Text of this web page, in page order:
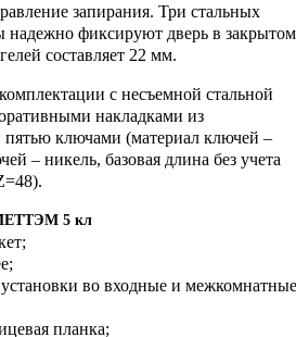
запирания. Три стальных
надежно фиксируют дверь в закрытом
составляет 22 мм.
с несъемной стальной
накладками из
ключами (материал ключей –
– никель, базовая длина без учета
5 кл
во входные и межкомнатные
планка;